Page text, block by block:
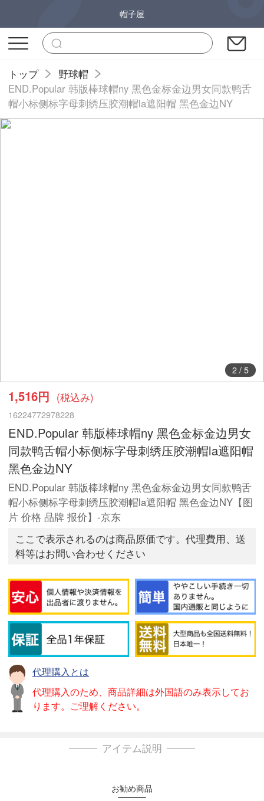
帽子屋
トップ
野球帽
END.Popular 韩版棒球帽ny 黑色金标金边男女同款鸭舌
帽小标侧标字母刺绣压胶潮帽la遮阳帽 黑色金边NY
2/ 5
1,516円 (税込み)
16224772978228
END.Popular 韩版棒球帽ny 黑色金标金边男女
同款鸭舌帽小标侧标字母刺绣压胶潮帽la遮阳帽
黑色金边NY
END.Popular 韩版棒球帽ny 黑色金标金边男女同款鸭舌
帽小标侧标字母刺绣压胶潮帽la遮阳帽 黑色金边NY【图
片 价格 品牌 报价】-京东
ここで表示されるのは商品原価です。代理費用、送
料等はお問い合わせください
代理購入とは
代理購入のため、商品詳細は外国語のみ表示してお
ります。ご理解ください。
アイテム説明
お勧め商品